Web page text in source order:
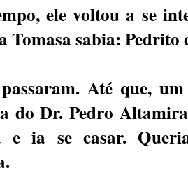
ele voltou a se
Tomasa sabia: Pedrito
Até que,
do Dr. Pedro
e ia se casar.